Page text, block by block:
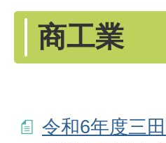
商工業
令和6年度三